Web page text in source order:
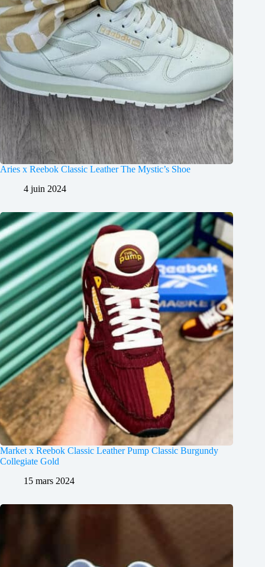
Aries x Reebok Classic Leather The Mystic’s Shoe
4 juin 2024
Market x Reebok Classic Leather Pump Classic Burgundy
Collegiate Gold
15 mars 2024